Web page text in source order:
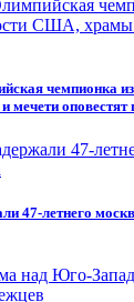
чемпионка
мечети
47-летнего